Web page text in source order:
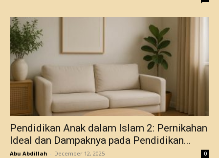
Pendidikan Anak dalam Islam 2: Pernikahan
Ideal dan Dampaknya pada Pendidikan...
Abu Abdillah - December 12, 2025 0